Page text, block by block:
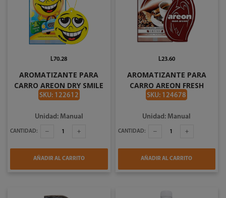
AROMATIZANTE PARA
CARRO AREON DRY SMILE
VAINILLA 3800034962636
SKU: 122612
L70.28
Unidad: Manual
CANTIDAD:
AÑADIR AL CARRITO
AROMATIZANTE PARA
CARRO AREON FRESH
OCEANO 3800034958004
SKU: 124678
L23.60
Unidad: Manual
CANTIDAD:
AÑADIR AL CARRITO